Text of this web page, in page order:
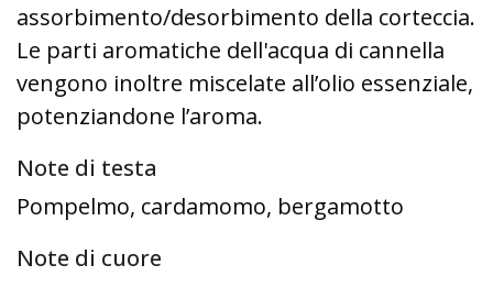
assorbimento/desorbimento della corteccia.
Le parti aromatiche dell'acqua di cannella
vengono inoltre miscelate all’olio essenziale,
potenziandone l’aroma.
Note di testa
Pompelmo, cardamomo, bergamotto
Note di cuore